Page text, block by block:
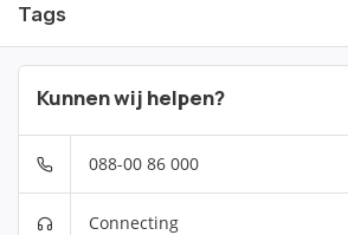
Tags
Kunnen wij helpen?
088-00 86 000
Connecting